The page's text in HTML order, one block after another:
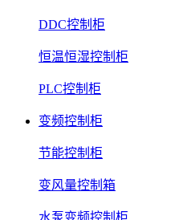
DDC控制柜
恒温恒湿控制柜
PLC控制柜
变频控制柜
节能控制柜
变风量控制箱
水泵变频控制柜